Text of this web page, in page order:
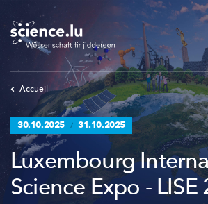
to
main
content
Accueil
30.10.2025 / 31.10.2025
Luxembourg
Science Expo - LISE